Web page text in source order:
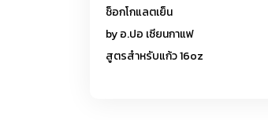
ช็อกโกแลตเย็น
by อ.ปอ เซียนกาแฟ
สูตรสำหรับแก้ว 16oz